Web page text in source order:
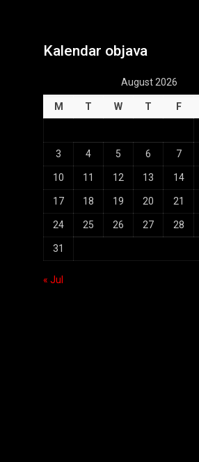
Kalendar objava
August 2026
M T W T F
3 4 5 6 7
10 11 12 13 14
17 18 19 20 21
24 25 26 27 28
31
« Jul